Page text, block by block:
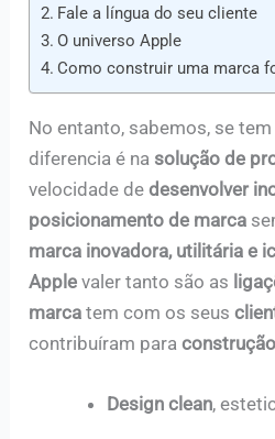
Fale a língua do seu cliente
O universo Apple
Como construir uma marca
No entanto, sabemos, se
diferencia é na solução de
velocidade dedesenvolver
posicionamento de marca
marca inovadora, utilitária e
Applevaler tanto são as
marcatem com os seus
contribuíram para
Design clean,